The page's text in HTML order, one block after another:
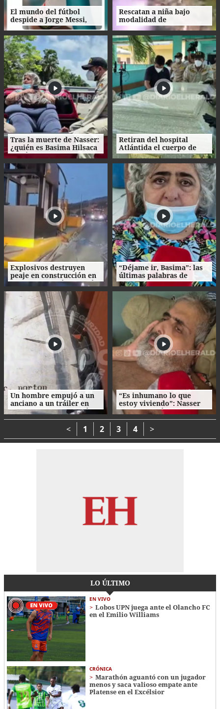
El mundo del fútbol
despide a Jorge Messi,
padre del astro argentino
Rescatan a niña bajo
modalidad de
matrimonio servil en
Ecuador
Tras la muerte de Nasser:
¿quién es Basima Hilsaca
y cuál es su historia?
Retiran del hospital
Atlántida el cuerpo de
Nasser Hilsaca
Explosivos destruyen
peaje en construcción en
Colombia un día después
de la investidura de De la
Espriella
“Déjame ir, Basima”: las
últimas palabras de
Nasser Hilsaca antes de
morir
Un hombre empujó a un
anciano a un tráiler en
movimiento y le causó la
muerte
“Es inhumano lo que
estoy viviendo”: Nasser
Hilsaca pidió auxilio
desde el hospital
Atlántida
< 1 2 3 4 >
LO ÚLTIMO
EN VIVO
Lobos UPN juega ante el Olancho FC
en el Emilio Williams
CRÓNICA
Marathón aguantó con un jugador
menos y saca valioso empate ante
Platense en el Excélsior